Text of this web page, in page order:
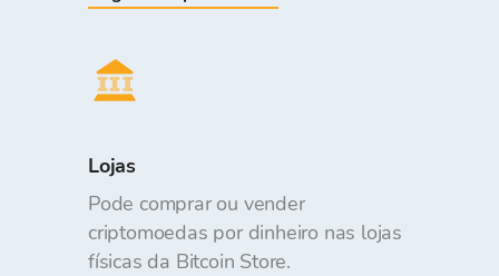
Lojas
Pode comprar ou vender
criptomoedas por dinheiro nas lojas
físicas da Bitcoin Store.